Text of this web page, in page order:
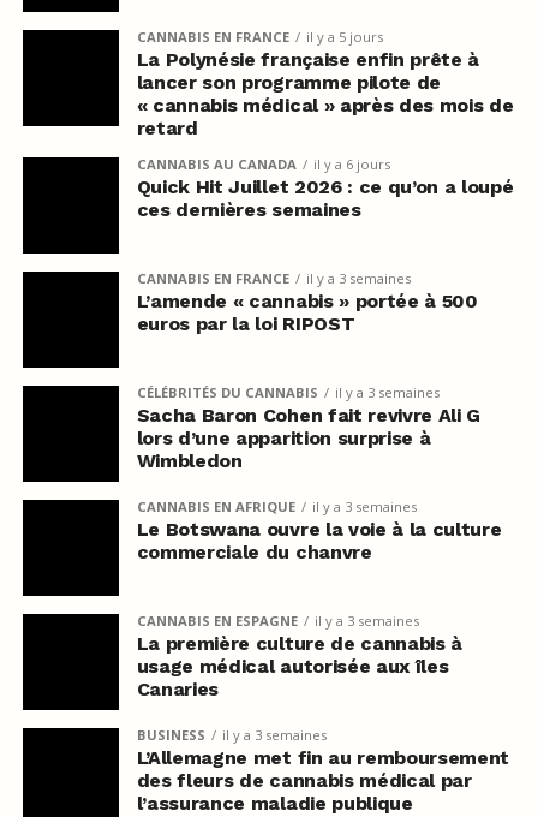
CANNABIS EN FRANCE il y a 5 jours
La Polynésie française enfin prête à
lancer son programme pilote de
« cannabis médical » après des mois de
retard
CANNABIS AU CANADA il y a 6 jours
Quick Hit Juillet 2026 : ce qu’on a loupé
ces dernières semaines
CANNABIS EN FRANCE il y a 3 semaines
L’amende « cannabis » portée à 500
euros par la loi RIPOST
CÉLÉBRITÉS DU CANNABIS il y a 3 semaines
Sacha Baron Cohen fait revivre Ali G
lors d’une apparition surprise à
Wimbledon
CANNABIS EN AFRIQUE il y a 3 semaines
Le Botswana ouvre la voie à la culture
commerciale du chanvre
CANNABIS EN ESPAGNE il y a 3 semaines
La première culture de cannabis à
usage médical autorisée aux îles
Canaries
BUSINESS il y a 3 semaines
L’Allemagne met fin au remboursement
des fleurs de cannabis médical par
l’assurance maladie publique